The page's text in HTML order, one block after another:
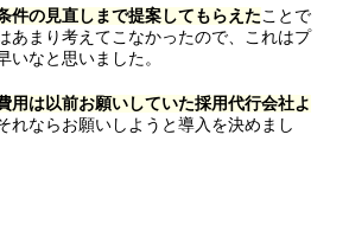
件の見直しまで提案してもらえた ことで
あまり考えてこなかったので、これはプ
いなと思いました。
用は以前お願いしていた採用代行会社よ
れならお願いしようと導入を決めまし